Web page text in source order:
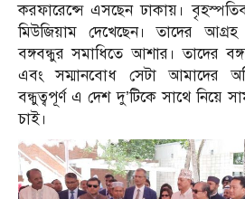
করফারেন্সে এসছেন ঢাকায়।
মিউজিয়াম দেখেছেন। তাদের
বঙ্গবন্ধুর সমাধিতে আশার। তাদের
এবং সম্মানবোধ সেটা আমাদের
বন্ধুত্বপূর্ণ এ দেশ দু’টিকে সাথে নিয়ে
চাই।